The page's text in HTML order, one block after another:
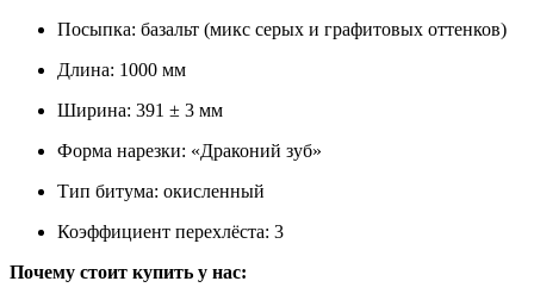
Посыпка: базальт (микс серых и графитовых оттенков)
Длина: 1000 мм
Ширина: 391 ± 3 мм
Форма нарезки: «Драконий зуб»
Тип битума: окисленный
Коэффициент перехлёста: 3
Почему стоит купить у нас: